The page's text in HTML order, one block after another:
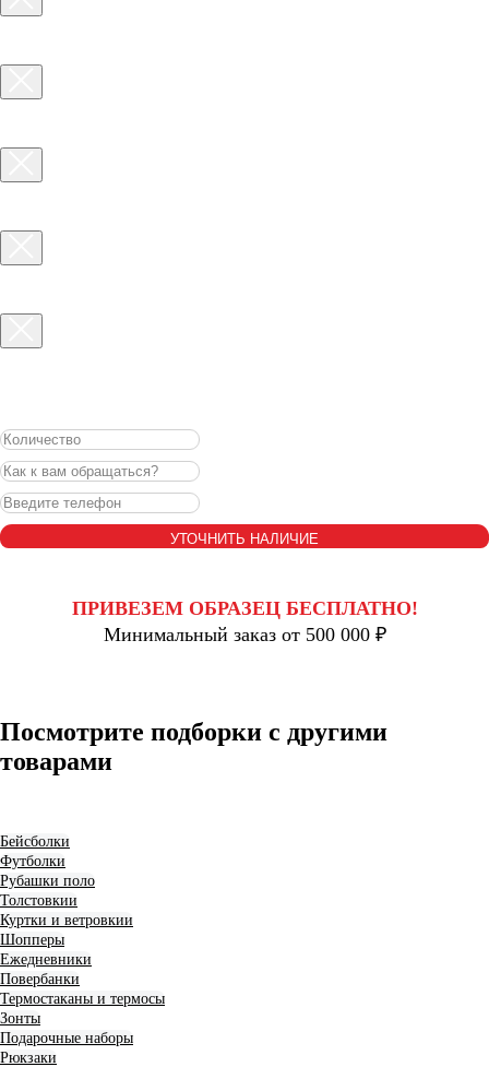
УТОЧНИТЬ НАЛИЧИЕ
ПРИВЕЗЕМ ОБРАЗЕЦ БЕСПЛАТНО!
Минимальный заказ от 500 000 ₽
Посмотрите подборки с другими
товарами
Бейсболки
Футболки
Рубашки поло
Толстовкии
Куртки и ветровкии
Шопперы
Ежедневники
Повербанки
Термостаканы и термосы
Зонты
Подарочные наборы
Рюкзаки